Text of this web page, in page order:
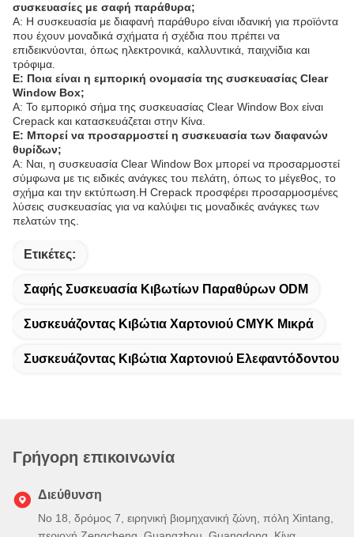
συσκευασίες με σαφή παράθυρα;
Α: Η συσκευασία με διαφανή παράθυρο είναι ιδανική για προϊόντα
που έχουν μοναδικά σχήματα ή σχέδια που πρέπει να
επιδεικνύονται, όπως ηλεκτρονικά, καλλυντικά, παιχνίδια και
τρόφιμα.
Ε: Ποια είναι η εμπορική ονομασία της συσκευασίας Clear
Window Box;
Α: Το εμπορικό σήμα της συσκευασίας Clear Window Box είναι
Crepack και κατασκευάζεται στην Κίνα.
Ε: Μπορεί να προσαρμοστεί η συσκευασία των διαφανών
θυρίδων;
Α: Ναι, η συσκευασία Clear Window Box μπορεί να προσαρμοστεί
σύμφωνα με τις ειδικές ανάγκες του πελάτη, όπως το μέγεθος, το
σχήμα και την εκτύπωση.Η Crepack προσφέρει προσαρμοσμένες
λύσεις συσκευασίας για να καλύψει τις μοναδικές ανάγκες των
πελατών της.
Ετικέτες:
Σαφής Συσκευασία Κιβωτίων Παραθύρων ODM
Συσκευάζοντας Κιβώτια Χαρτονιού CMYK Μικρά
Συσκευάζοντας Κιβώτια Χαρτονιού Ελεφαντόδοντου
Γρήγορη επικοινωνία
Διεύθυνση
Νο 18, δρόμος 7, ειρηνική βιομηχανική ζώνη, πόλη Xintang,